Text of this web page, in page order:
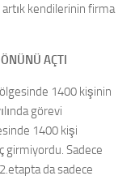
artık kendilerinin firma
AÇTI
1400 kişinin
görevi
1400 kişi
girmiyordu. Sadece
da sadece